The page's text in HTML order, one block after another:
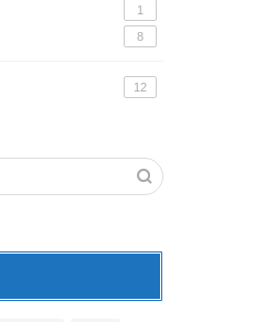
1
8
12